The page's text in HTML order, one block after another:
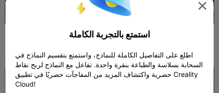
لعبة فيدجيت سكين فراشة
بطباعة ثلاثية الأبعاد 100%
سكين فراشة قلم

استمتع بالتجربة الكاملة
اطلع على التفاصيل الكاملة للنماذج، واستمتع بتقسيم النماذج في
السحابة بسلاسة والطباعة بنقرة واحدة. تفاعل مع النماذج لربح نقاط
حصرية واكتشاف المزيد من المفاجآت حصريًا في تطبيق Creality
Cloud!